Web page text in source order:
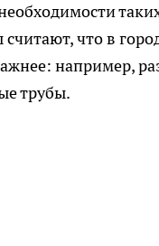
что в
например,
трубы.